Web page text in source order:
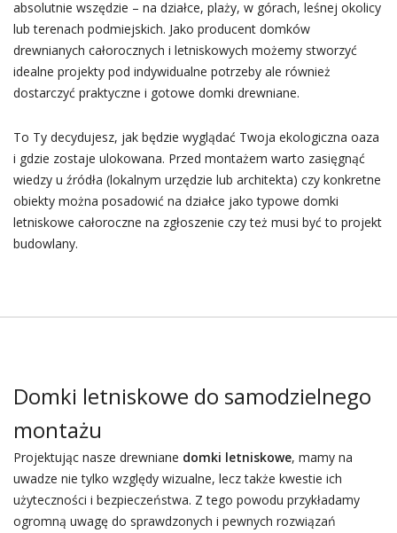
absolutnie wszędzie – na działce, plaży, w górach, leśnej okolicy
lub terenach podmiejskich. Jako producent domków
drewnianych całorocznych i letniskowych możemy stworzyć
idealne projekty pod indywidualne potrzeby ale również
dostarczyć praktyczne i gotowe domki drewniane.
To Ty decydujesz, jak będzie wyglądać Twoja ekologiczna oaza
i gdzie zostaje ulokowana. Przed montażem warto zasięgnąć
wiedzy u źródła (lokalnym urzędzie lub architekta) czy konkretne
obiekty można posadowić na działce jako typowe domki
letniskowe całoroczne na zgłoszenie czy też musi być to projekt
budowlany.
Domki letniskowe do samodzielnego
montażu
Projektując nasze drewniane domki letniskowe, mamy na
uwadze nie tylko względy wizualne, lecz także kwestie ich
użyteczności i bezpieczeństwa. Z tego powodu przykładamy
ogromną uwagę do sprawdzonych i pewnych rozwiązań